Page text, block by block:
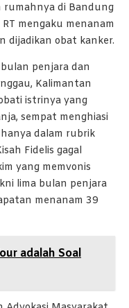
rumahnya di Bandung
mengaku menanam
dijadikan obat kanker.
penjara dan
Kalimantan
istrinya yang
sempat menghiasi
dalam rubrik
Fidelis gagal
yang memvonis
lima bulan penjara
menanam 39
adalah Soal